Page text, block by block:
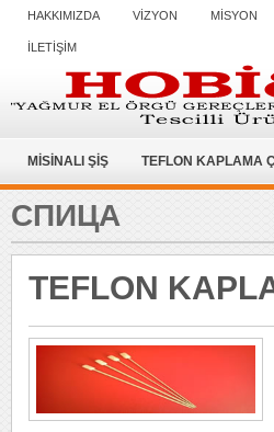
HAKKIMIZDA VİZYON MİSYON
İLETİŞİM
MİSİNALI ŞİŞ TEFLON KAPLAMA
СПИЦА
TEFLON